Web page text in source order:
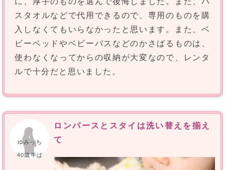
スタオルなどで代用できるので、専用のものを購
入しなくてもいらなかったと思います。また、ベ
ビーベッドやベビーバスなどのかさばるものは、
使わなくなってからの収納が大変なので、レンタ
ルで十分だと思いました。
ゆみっち
40歳半ば
ロンパースとスタイは洗い替えを揃え
て